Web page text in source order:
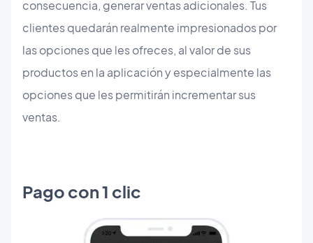
consecuencia, generar ventas adicionales. Tus
clientes quedarán realmente impresionados por
las opciones que les ofreces, al valor de sus
productos en la aplicación y especialmente las
opciones que les permitirán incrementar sus
ventas.
Pago con 1 clic